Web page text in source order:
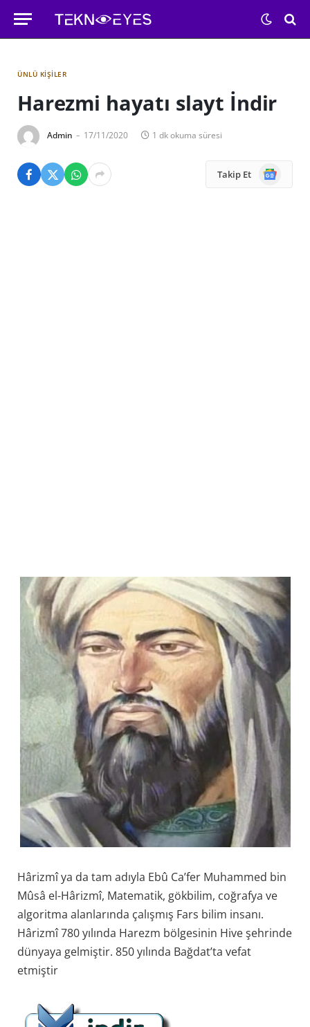
ÜNLÜ KIŞILER
Harezmi hayatı slayt İndir
Admin 17/11/2020 1 dk okuma süresi
Takip Et
Google
News
Hârizmî ya da tam adıyla Ebû Ca’fer Muhammed bin
Mûsâ el-Hârizmî, Matematik, gökbilim, coğrafya ve
algoritma alanlarında çalışmış Fars bilim insanı.
Hârizmî 780 yılında Harezm bölgesinin Hive şehrinde
dünyaya gelmiştir. 850 yılında Bağdat’ta vefat
etmiştir